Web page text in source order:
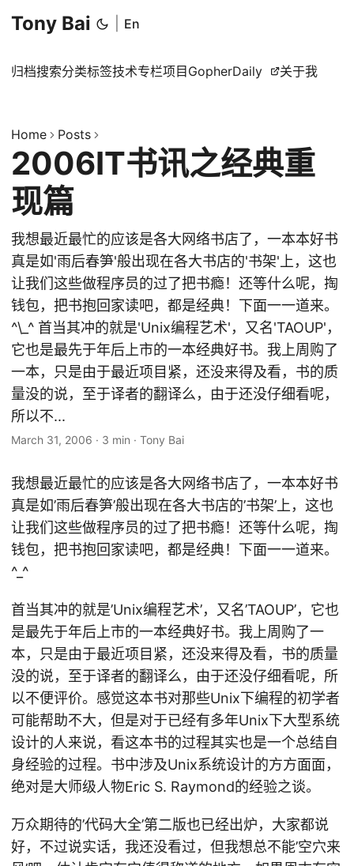
Tony Bai En
归档搜索分类标签技术专栏项目 GopherDaily 关于我
Home Posts
2006IT书讯之经典重
现篇
我想最近最忙的应该是各大网络书店了，一本本好书
真是如'雨后春笋'般出现在各大书店的'书架'上，这也
让我们这些做程序员的过了把书瘾！还等什么呢，掏
钱包，把书抱回家读吧，都是经典！下面一一道来。
^\_^ 首当其冲的就是'Unix编程艺术'，又名'TAOUP'，
它也是最先于年后上市的一本经典好书。我上周购了
一本，只是由于最近项目紧，还没来得及看，书的质
量没的说，至于译者的翻译么，由于还没仔细看呢，
所以不...
March 31, 2006 · 3 min · Tony Bai
我想最近最忙的应该是各大网络书店了，一本本好书
真是如’雨后春笋’般出现在各大书店的’书架’上，这也
让我们这些做程序员的过了把书瘾！还等什么呢，掏
钱包，把书抱回家读吧，都是经典！下面一一道来。
^_^
首当其冲的就是’Unix编程艺术’，又名’TAOUP’，它也
是最先于年后上市的一本经典好书。我上周购了一
本，只是由于最近项目紧，还没来得及看，书的质量
没的说，至于译者的翻译么，由于还没仔细看呢，所
以不便评价。感觉这本书对那些Unix下编程的初学者
可能帮助不大，但是对于已经有多年Unix下大型系统
设计的人来说，看这本书的过程其实也是一个总结自
身经验的过程。书中涉及Unix系统设计的方方面面，
绝对是大师级人物Eric S. Raymond的经验之谈。
万众期待的’代码大全’第二版也已经出炉，大家都说
好，不过说实话，我还没看过，但我想总不能’空穴来